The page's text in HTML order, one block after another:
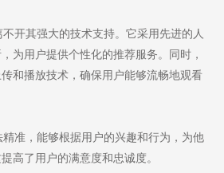
开其强大的技术支持。它采用先进的人
为用户提供个性化的推荐服务。同时，
和播放技术，确保用户能够流畅地观看
准，能够根据用户的兴趣和行为，为他
高了用户的满意度和忠诚度。